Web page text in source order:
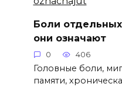
Боли
они означают
0 406
Головные боли,
памяти,